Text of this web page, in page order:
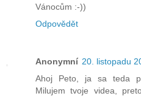
Vánocům :-))
Odpovědět
Anonymní 20. listopadu
Ahoj Peto, ja sa teda
Milujem tvoje videa,